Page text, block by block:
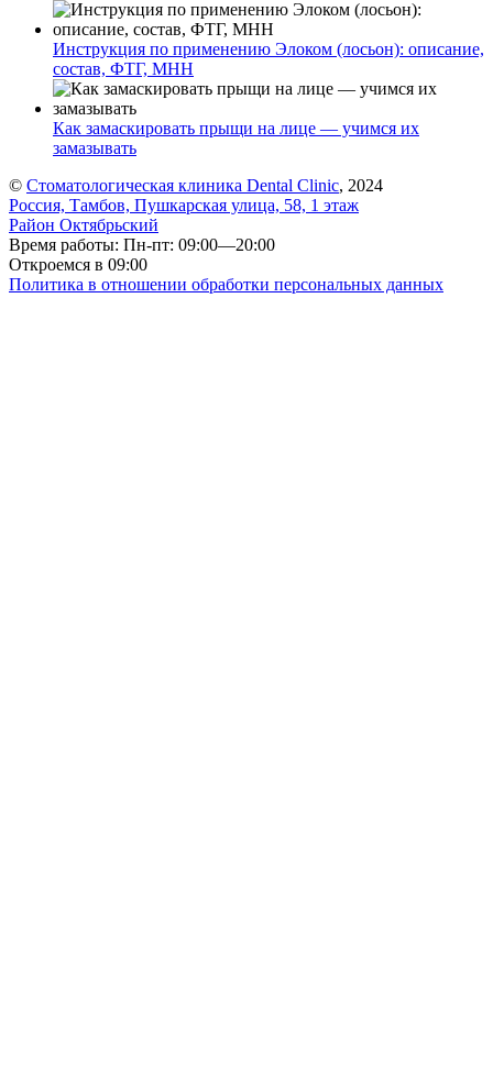
Инструкция по применению Элоком (лосьон): описание,
состав, ФТГ, МНН
Как замаскировать прыщи на лице — учимся их
замазывать
© Стоматологическая клиника Dental Clinic, 2024
Россия, Тамбов, Пушкарская улица, 58, 1 этаж
Район Октябрьский
Время работы: Пн-пт: 09:00—20:00
Откроемся в 09:00
Политика в отношении обработки персональных данных